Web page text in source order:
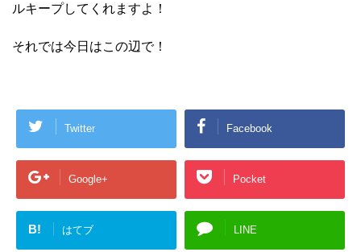
ルキープしてくれますよ！
それでは今日はこの辺で！
Twitter Facebook
Google+ Pocket
B! はてブ LINE